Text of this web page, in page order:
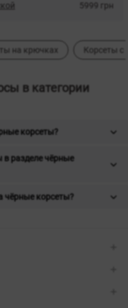
5999 грн
на крючках Корсеты с
в категории
корсеты?
разделе чёрные
чёрные корсеты?